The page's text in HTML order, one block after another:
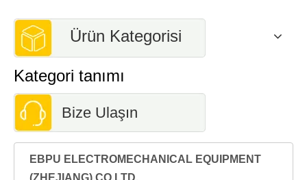
Ürün Kategorisi
Kategori tanımı
Bize Ulaşın
EBPU ELECTROMECHANICAL EQUIPMENT
(ZHEJIANG) CO.LTD.